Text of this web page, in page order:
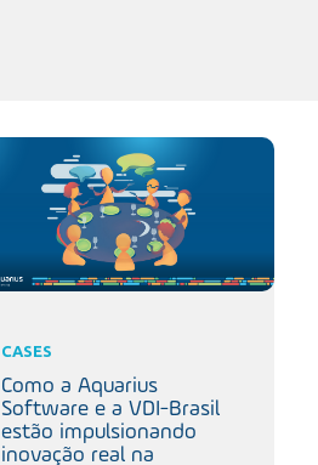
CASES
Como a Aquarius
Software e a VDI-Brasil
estão impulsionando
inovação real na